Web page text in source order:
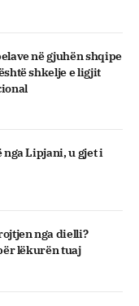
në gjuhën shqipe
shkelje e ligjit
nga Lipjani, u gjet i
nga dielli?
lëkurën tuaj